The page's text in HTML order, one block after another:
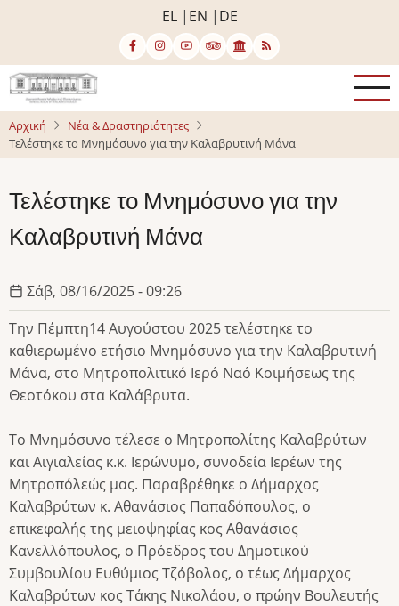
κυρίως
περιεχόμενο
EL EN DE
Αρχική
Νέα & Δραστηριότητες
Τελέστηκε το Μνημόσυνο για την Καλαβρυτινή Μάνα
Τελέστηκε το Μνημόσυνο για την
Καλαβρυτινή Μάνα
Σάβ, 08/16/2025 - 09:26
Την Πέμπτη14 Αυγούστου 2025 τελέστηκε το
καθιερωμένο ετήσιο Μνημόσυνο για την Καλαβρυτινή
Μάνα, στο Μητροπολιτικό Ιερό Ναό Κοιμήσεως της
Θεοτόκου στα Καλάβρυτα.
Το Μνημόσυνο τέλεσε ο Μητροπολίτης Καλαβρύτων
και Αιγιαλείας κ.κ. Ιερώνυμο, συνοδεία Ιερέων της
Μητροπόλεώς μας. Παραβρέθηκε ο Δήμαρχος
Καλαβρύτων κ. Αθανάσιος Παπαδόπουλος, ο
επικεφαλής της μειοψηφίας κος Αθανάσιος
Κανελλόπουλος, ο Πρόεδρος του Δημοτικού
Συμβουλίου Ευθύμιος Τζόβολος, ο τέως Δήμαρχος
Καλαβρύτων κος Τάκης Νικολάου, ο πρώην Βουλευτής